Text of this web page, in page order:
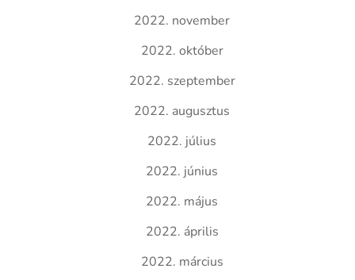
2022. november
2022. október
2022. szeptember
2022. augusztus
2022. július
2022. június
2022. május
2022. április
2022. március